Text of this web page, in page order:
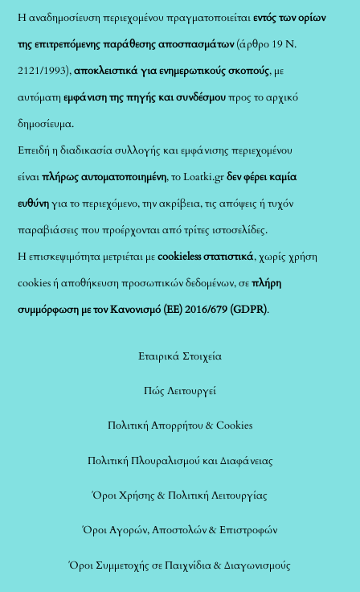
Η αναδημοσίευση περιεχομένου πραγματοποιείταιεντός των ορίων
της επιτρεπόμενης παράθεσης αποσπασμάτων(άρθρο 19 Ν.
2121/1993),αποκλειστικά για ενημερωτικούς σκοπούς, με
αυτόματηεμφάνιση της πηγής και συνδέσμουπρος το αρχικό
δημοσίευμα.
Επειδή η διαδικασία συλλογής και εμφάνισης περιεχομένου
είναιπλήρως αυτοματοποιημένη, το Loatki.grδεν φέρει καμία
ευθύνηγια το περιεχόμενο, την ακρίβεια, τις απόψεις ή τυχόν
παραβιάσεις που προέρχονται από τρίτες ιστοσελίδες.
Η επισκεψιμότητα μετριέται μεcookieless στατιστικά, χωρίς χρήση
cookies ή αποθήκευση προσωπικών δεδομένων, σεπλήρη
συμμόρφωση με τον Κανονισμό (ΕΕ) 2016/679 (GDPR).
Εταιρικά Στοιχεία
Πώς Λειτουργεί
Πολιτική Απορρήτου & Cookies
Πολιτική Πλουραλισμού και Διαφάνειας
Όροι Χρήσης & Πολιτική Λειτουργίας
Όροι Αγορών, Αποστολών & Επιστροφών
Όροι Συμμετοχής σε Παιχνίδια & Διαγωνισμούς